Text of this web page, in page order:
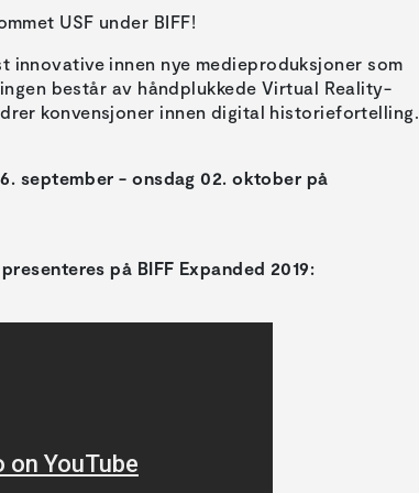
USF under BIFF!
innovative innen nye medieproduksjoner som
består av håndplukkede Virtual Reality-
konvensjoner innen digital historiefortelling.
september - onsdag 02. oktober på
på BIFF Expanded 2019: